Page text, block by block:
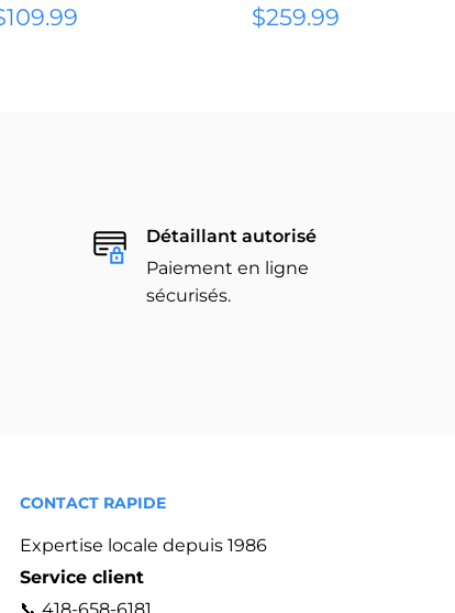
Prix
$259.99
Détaillant autorisé
Paiement en ligne
sécurisés.
CONTACT RAPIDE
Expertise locale depuis 1986
Service client